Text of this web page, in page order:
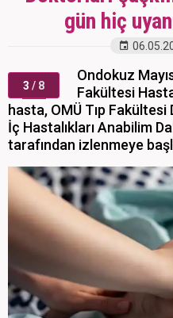
gün hiç
3 / 8
Ondokuz
Fakültesi
hasta, OMÜ Tıp
İç Hastalıkları Anabilim
tarafından izlenmeye